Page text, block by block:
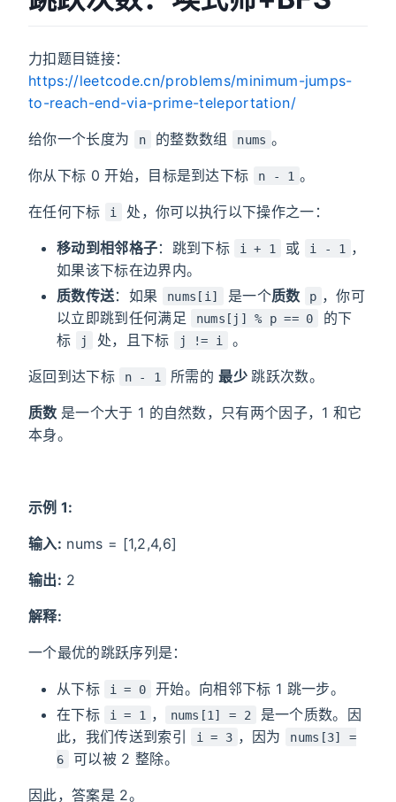
力扣题目链接：
https://leetcode.cn/problems/minimum-jumps-
to-reach-end-via-prime-teleportation/
给你一个长度为 n 的整数数组 nums 。
你从下标 0 开始，目标是到达下标 n - 1 。
在任何下标 i 处，你可以执行以下操作之一：
移动到相邻格子：跳到下标 i + 1 或 i - 1
，
如果该下标在边界内。
质数传送：如果 nums[i] 是一个质数 p ，你可
以立即跳到任何满足
nums[j] % p == 0
的下
标
j 处，且下标 j != i 。
返回到达下标 n - 1 所需的最少 跳跃次数。
质数 是一个大于 1 的自然数，只有两个因子，1 和它
本身。
示例 1:
输入: nums = [1,2,4,6]
输出: 2
解释:
一个最优的跳跃序列是：
从下标 i = 0
开始。向相邻下标 1 跳一步。
在下标
i = 1 ， nums[1] = 2
是一个质数。因
此，我们传送到索引
i = 3 ，因为
nums[3] =
6
可以被 2 整除。
因此，答案是 2。